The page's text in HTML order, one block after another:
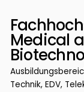
Medical
Technik, EDV,